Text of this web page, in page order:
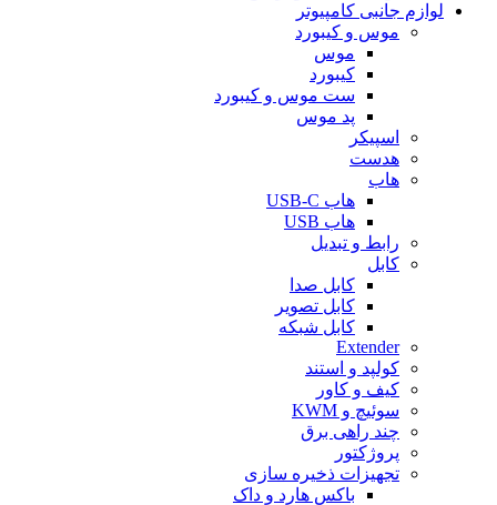
لوازم جانبی کامپیوتر
موس و کیبورد
موس
کیبورد
ست موس و کیبورد
پد موس
اسپیکر
هدست
هاب
هاب USB-C
هاب USB
رابط و تبدیل
کابل
کابل صدا
کابل تصویر
کابل شبکه
Extender
کولپد و استند
کیف و کاور
سوئیچ و KWM
چند راهی برق
پروژکتور
تجهیزات ذخیره سازی
باکس هارد و داک